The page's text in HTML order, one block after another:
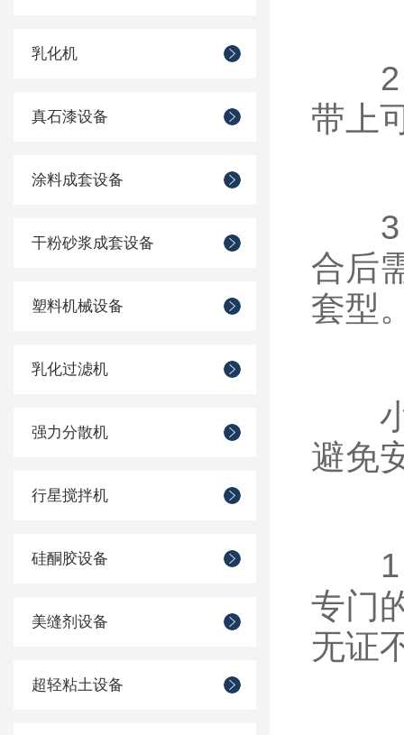
乳化机
真石漆设备
涂料成套设备
干粉砂浆成套设备
塑料机械设备
乳化过滤机
强力分散机
行星搅拌机
硅酮胶设备
美缝剂设备
超轻粘土设备
2、
带上
3、
合后
套型
小
避免
1、
专门
无证